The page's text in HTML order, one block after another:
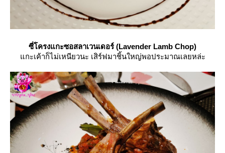
ซี่โครงแกะซอสลาเวนเดอร์ (Lavender Lamb Chop)
กะเค้าก็ไม่เหนียวนะ เสิร์ฟมาชิ้นใหญ่พอประมาณเลยหล่ะ